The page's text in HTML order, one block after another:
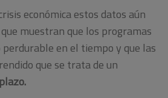
económica estos datos aún
muestran que los programas
en el tiempo y que las
que se trata de un